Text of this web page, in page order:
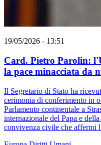
19/05/2026 - 13:51
Card. Pietro Parolin:
la pace minacciata da
Il Segretario di Stato ha
cerimonia di conferimento in
Parlamento continentale a
internazionale del Papa e
convivenza civile che affermi